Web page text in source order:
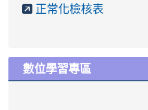
正常化檢核表
數位學習專區